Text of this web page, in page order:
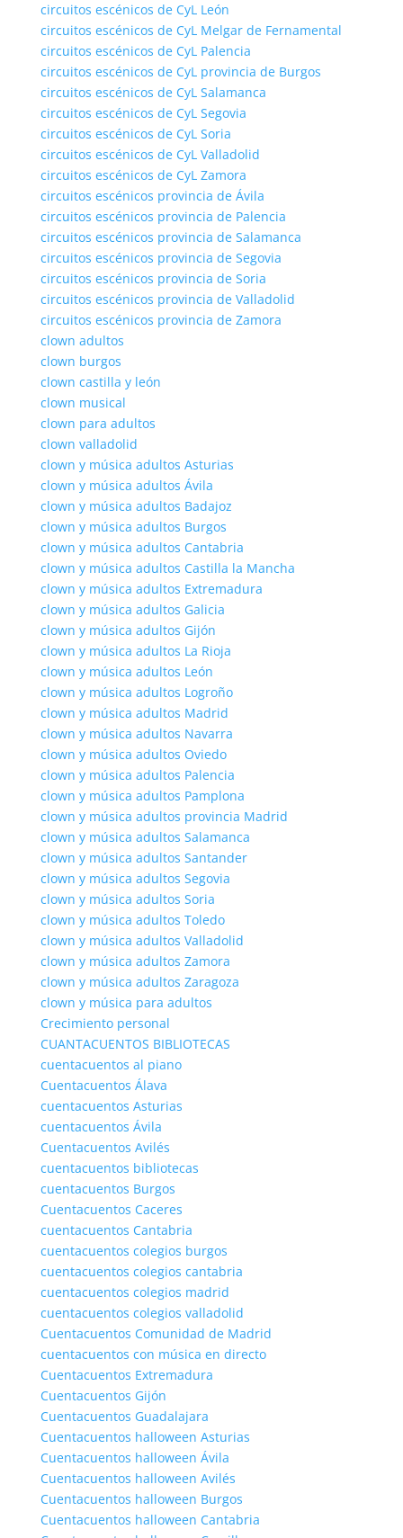
circuitos escénicos de CyL León
circuitos escénicos de CyL Melgar de Fernamental
circuitos escénicos de CyL Palencia
circuitos escénicos de CyL provincia de Burgos
circuitos escénicos de CyL Salamanca
circuitos escénicos de CyL Segovia
circuitos escénicos de CyL Soria
circuitos escénicos de CyL Valladolid
circuitos escénicos de CyL Zamora
circuitos escénicos provincia de Ávila
circuitos escénicos provincia de Palencia
circuitos escénicos provincia de Salamanca
circuitos escénicos provincia de Segovia
circuitos escénicos provincia de Soria
circuitos escénicos provincia de Valladolid
circuitos escénicos provincia de Zamora
clown adultos
clown burgos
clown castilla y león
clown musical
clown para adultos
clown valladolid
clown y música adultos Asturias
clown y música adultos Ávila
clown y música adultos Badajoz
clown y música adultos Burgos
clown y música adultos Cantabria
clown y música adultos Castilla la Mancha
clown y música adultos Extremadura
clown y música adultos Galicia
clown y música adultos Gijón
clown y música adultos La Rioja
clown y música adultos León
clown y música adultos Logroño
clown y música adultos Madrid
clown y música adultos Navarra
clown y música adultos Oviedo
clown y música adultos Palencia
clown y música adultos Pamplona
clown y música adultos provincia Madrid
clown y música adultos Salamanca
clown y música adultos Santander
clown y música adultos Segovia
clown y música adultos Soria
clown y música adultos Toledo
clown y música adultos Valladolid
clown y música adultos Zamora
clown y música adultos Zaragoza
clown y música para adultos
Crecimiento personal
CUANTACUENTOS BIBLIOTECAS
cuentacuentos al piano
Cuentacuentos Álava
cuentacuentos Asturias
cuentacuentos Ávila
Cuentacuentos Avilés
cuentacuentos bibliotecas
cuentacuentos Burgos
Cuentacuentos Caceres
cuentacuentos Cantabria
cuentacuentos colegios burgos
cuentacuentos colegios cantabria
cuentacuentos colegios madrid
cuentacuentos colegios valladolid
Cuentacuentos Comunidad de Madrid
cuentacuentos con música en directo
Cuentacuentos Extremadura
Cuentacuentos Gijón
Cuentacuentos Guadalajara
Cuentacuentos halloween Asturias
Cuentacuentos halloween Ávila
Cuentacuentos halloween Avilés
Cuentacuentos halloween Burgos
Cuentacuentos halloween Cantabria